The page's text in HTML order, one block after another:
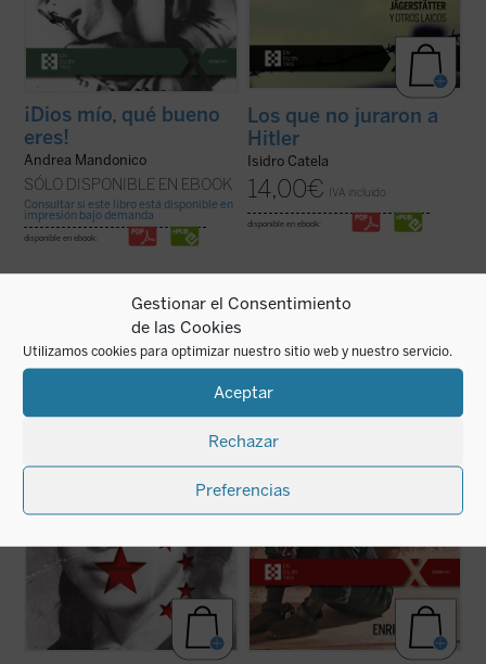
Gestionar el Consentimiento
de las Cookies
Utilizamos cookies para optimizar nuestro sitio web y nuestro servicio.
Aceptar
Rechazar
Preferencias
¡Dios mío, qué bueno
eres!
Andrea Mandonico
SÓLO DISPONIBLE EN EBOOK
Consultar si este libro está disponible en
impresión bajo demanda
disponible en ebook:
Los que no juraron a
Hitler
Isidro Catela
14,00€ IVA incluido
disponible en ebook:
Cartas de sangrerelata la historia de Lin
arrestada por el régimen de Mao en 1960 y
Grégoire Ahongbonon ha realizado un
Togo y Burkina Faso: rescatar en tan solo
marginadas, encadenadas por ser ...